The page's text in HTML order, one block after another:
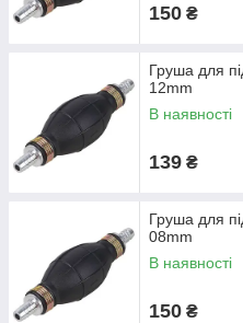
150 ₴
Груша для
12mm
В наявності
139 ₴
Груша для
08mm
В наявності
150 ₴